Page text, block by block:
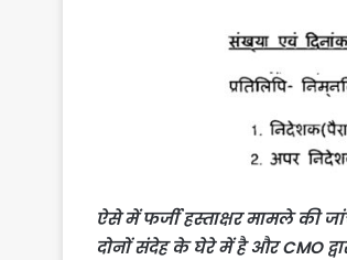
ऐसे में फर्जी हस्ताक्षर मामले की
दोनों संदेह के घेरे में है और CMO